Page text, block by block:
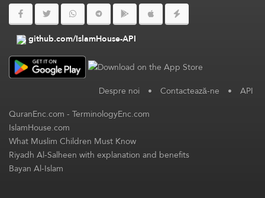
github.com/IslamHouse-API
Despre noi • Contactează-ne • API
QuranEnc.com-TerminologyEnc.com
IslamHouse.com
What Muslim Children Must Know
Riyadh Al-Salheen with explanation and benefits
Bayan Al-Islam